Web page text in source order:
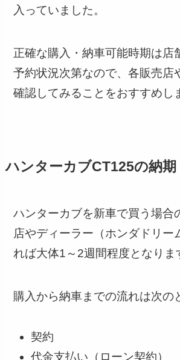
入っていました。
正確な購入・納車可能時期は店
予約状況次第なので、各販売店
確認してみることをおすすめし
ハンターカブCT125の納期
ハンターカブを新車で買う場合
店やディーラー（ホンダドリー
れば大体1～2週間程度となりま
購入から納車までの流れは次の
契約
代金支払い（ローン契約）